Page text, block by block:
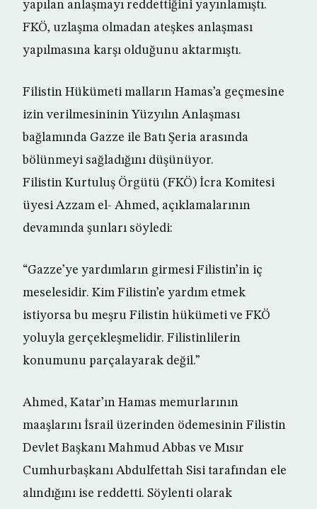
yapılan anlaşmayı reddettiğini yayınlamıştı.
FKÖ, uzlaşma olmadan ateşkes anlaşması
yapılmasına karşı olduğunu aktarmıştı.
Filistin Hükümeti malların Hamas’a geçmesine
izin verilmesininin Yüzyılın Anlaşması
bağlamında Gazze ile Batı Şeria arasında
bölünmeyi sağladığını düşünüyor.
Filistin Kurtuluş Örgütü (FKÖ) İcra Komitesi
üyesi Azzam el- Ahmed, açıklamalarının
devamında şunları söyledi:
“Gazze’ye yardımların girmesi Filistin’in iç
meselesidir. Kim Filistin’e yardım etmek
istiyorsa bu meşru Filistin hükümeti ve FKÖ
yoluyla gerçekleşmelidir. Filistinlilerin
konumunu parçalayarak değil.”
Ahmed, Katar’ın Hamas memurlarının
maaşlarını İsrail üzerinden ödemesinin Filistin
Devlet Başkanı Mahmud Abbas ve Mısır
Cumhurbaşkanı Abdulfettah Sisi tarafından ele
alındığını ise reddetti. Söylenti olarak